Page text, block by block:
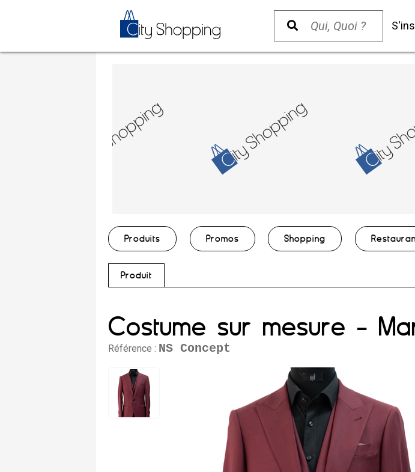
Produits Promos Shopping
Produit
Costume sur mesure -
Référence : NS Concept